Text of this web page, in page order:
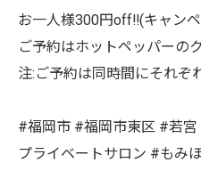
お一人様300円off!!(キャン
ご予約はホットペッパーの
注:ご予約は同時間にそれぞ
#福岡市 #福岡市東区 #若
プライベートサロン #もみ